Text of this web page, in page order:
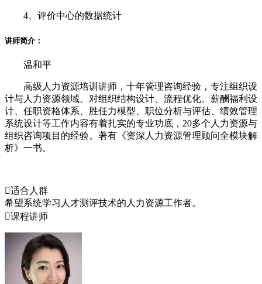
4、评价中心的数据统计
讲师简介：
温和平
高级人力资源培训讲师，十年管理咨询经验，专注组织设
计与人力资源领域。对组织结构设计、流程优化、薪酬福利设
计、任职资格体系、胜任力模型、职位分析与评估、绩效管理
系统设计等工作内容有着扎实的专业功底，20多个人力资源与
组织咨询项目的经验。著有《资深人力资源管理顾问全模块解
析》一书。
适合人群
希望系统学习人才测评技术的人力资源工作者。
课程讲师